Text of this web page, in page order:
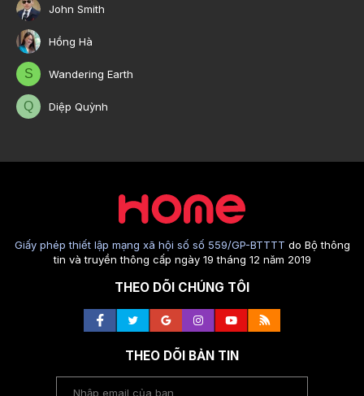
John Smith
Hồng Hà
S Wandering Earth
Q Diệp Quỳnh
Giấy phép thiết lập mạng xã hội số số 559/GP-BTTTT do Bộ thông
tin và truyền thông cấp ngày 19 tháng 12 năm 2019
THEO DÕI CHÚNG TÔI
THEO DÕI BẢN TIN